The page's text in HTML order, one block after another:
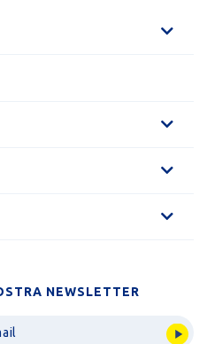
NEWSLETTER